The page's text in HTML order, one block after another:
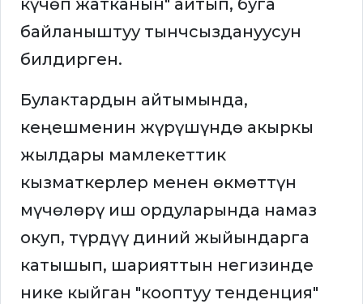
күчөп жатканын" айтып, буга
байланыштуу тынчсыздануусун
билдирген.
Булактардын айтымында,
кеңешменин жүрүшүндө акыркы
жылдары мамлекеттик
кызматкерлер менен өкмөттүн
мүчөлөрү иш ордуларында намаз
окуп, түрдүү диний жыйындарга
катышып, шарияттын негизинде
нике кыйган "кооптуу тенденция"